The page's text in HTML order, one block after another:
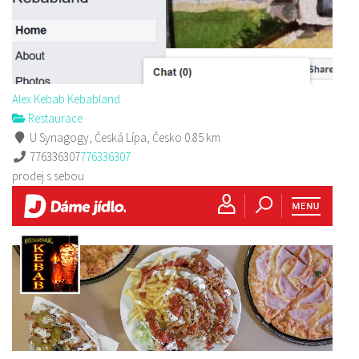
Alex Kebab Kebabland
Restaurace
U Synagogy, Česká Lípa, Česko 0.85 km
776336307776336307
prodej s sebou